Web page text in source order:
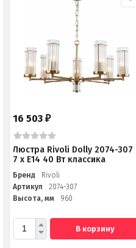
16 503₽
Люстра Rivoli Dolly 2074-307
7 х Е14 40 Вт классика
Бренд
Rivoli
Артикул
2074-307
Высота, мм
960
В корзину